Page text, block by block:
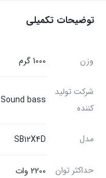
توضیحات تکمیلی
وزن 1000 گرم
شرکت تولید
کننده
Sound bass
مدل SB12X4D
حداکثر توان 2200 وات